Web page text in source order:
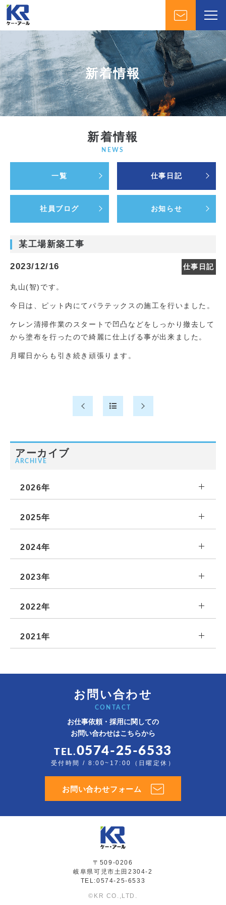
新着情報
新着情報
NEWS
一覧 仕事日記
社員ブログ お知らせ
某工場新築工事
2023/12/16 仕事日記
丸山(智)です。
今日は、ピット内にてパラテックスの施工を行いました。
ケレン清掃作業のスタートで凹凸などをしっかり撤去して
から塗布を行ったので綺麗に仕上げる事が出来ました。
月曜日からも引き続き頑張ります。
アーカイブ
ARCHIVE
2026年
2025年
2024年
2023年
2022年
2021年
お問い合わせ
CONTACT
お仕事依頼・採用に関しての
お問い合わせはこちらから
TEL.0574-25-6533
受付時間 / 8:00~17:00（日曜定休）
お問い合わせフォーム
〒509-0206
岐阜県可児市土田2304-2
TEL:0574-25-6533
©KR CO.,LTD.